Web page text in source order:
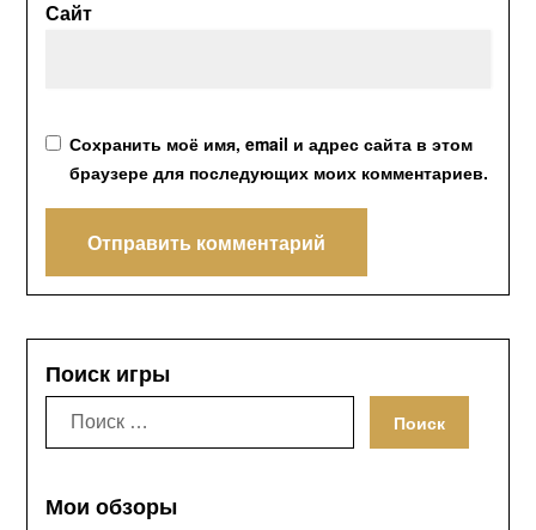
Сайт
Сохранить моё имя, email и адрес сайта в этом
браузере для последующих моих комментариев.
Поиск игры
Искать:
Мои обзоры